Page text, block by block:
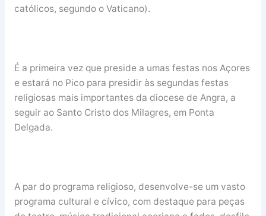
católicos, segundo o Vaticano).
É a primeira vez que preside a umas festas nos Açores
e estará no Pico para presidir às segundas festas
religiosas mais importantes da diocese de Angra, a
seguir ao Santo Cristo dos Milagres, em Ponta
Delgada.
A par do programa religioso, desenvolve-se um vasto
programa cultural e cívico, com destaque para peças